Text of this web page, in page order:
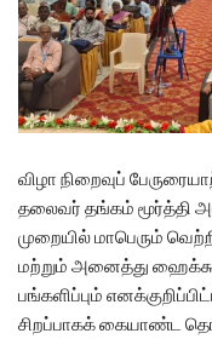
விழா நிறைவுப்
தலைவர் தங்கம் மூர்த்தி
முறையில் மாபெரும்
மற்றும் அனைத்து
பங்களிப்பும்
சிறப்பாகக் கையாண்ட